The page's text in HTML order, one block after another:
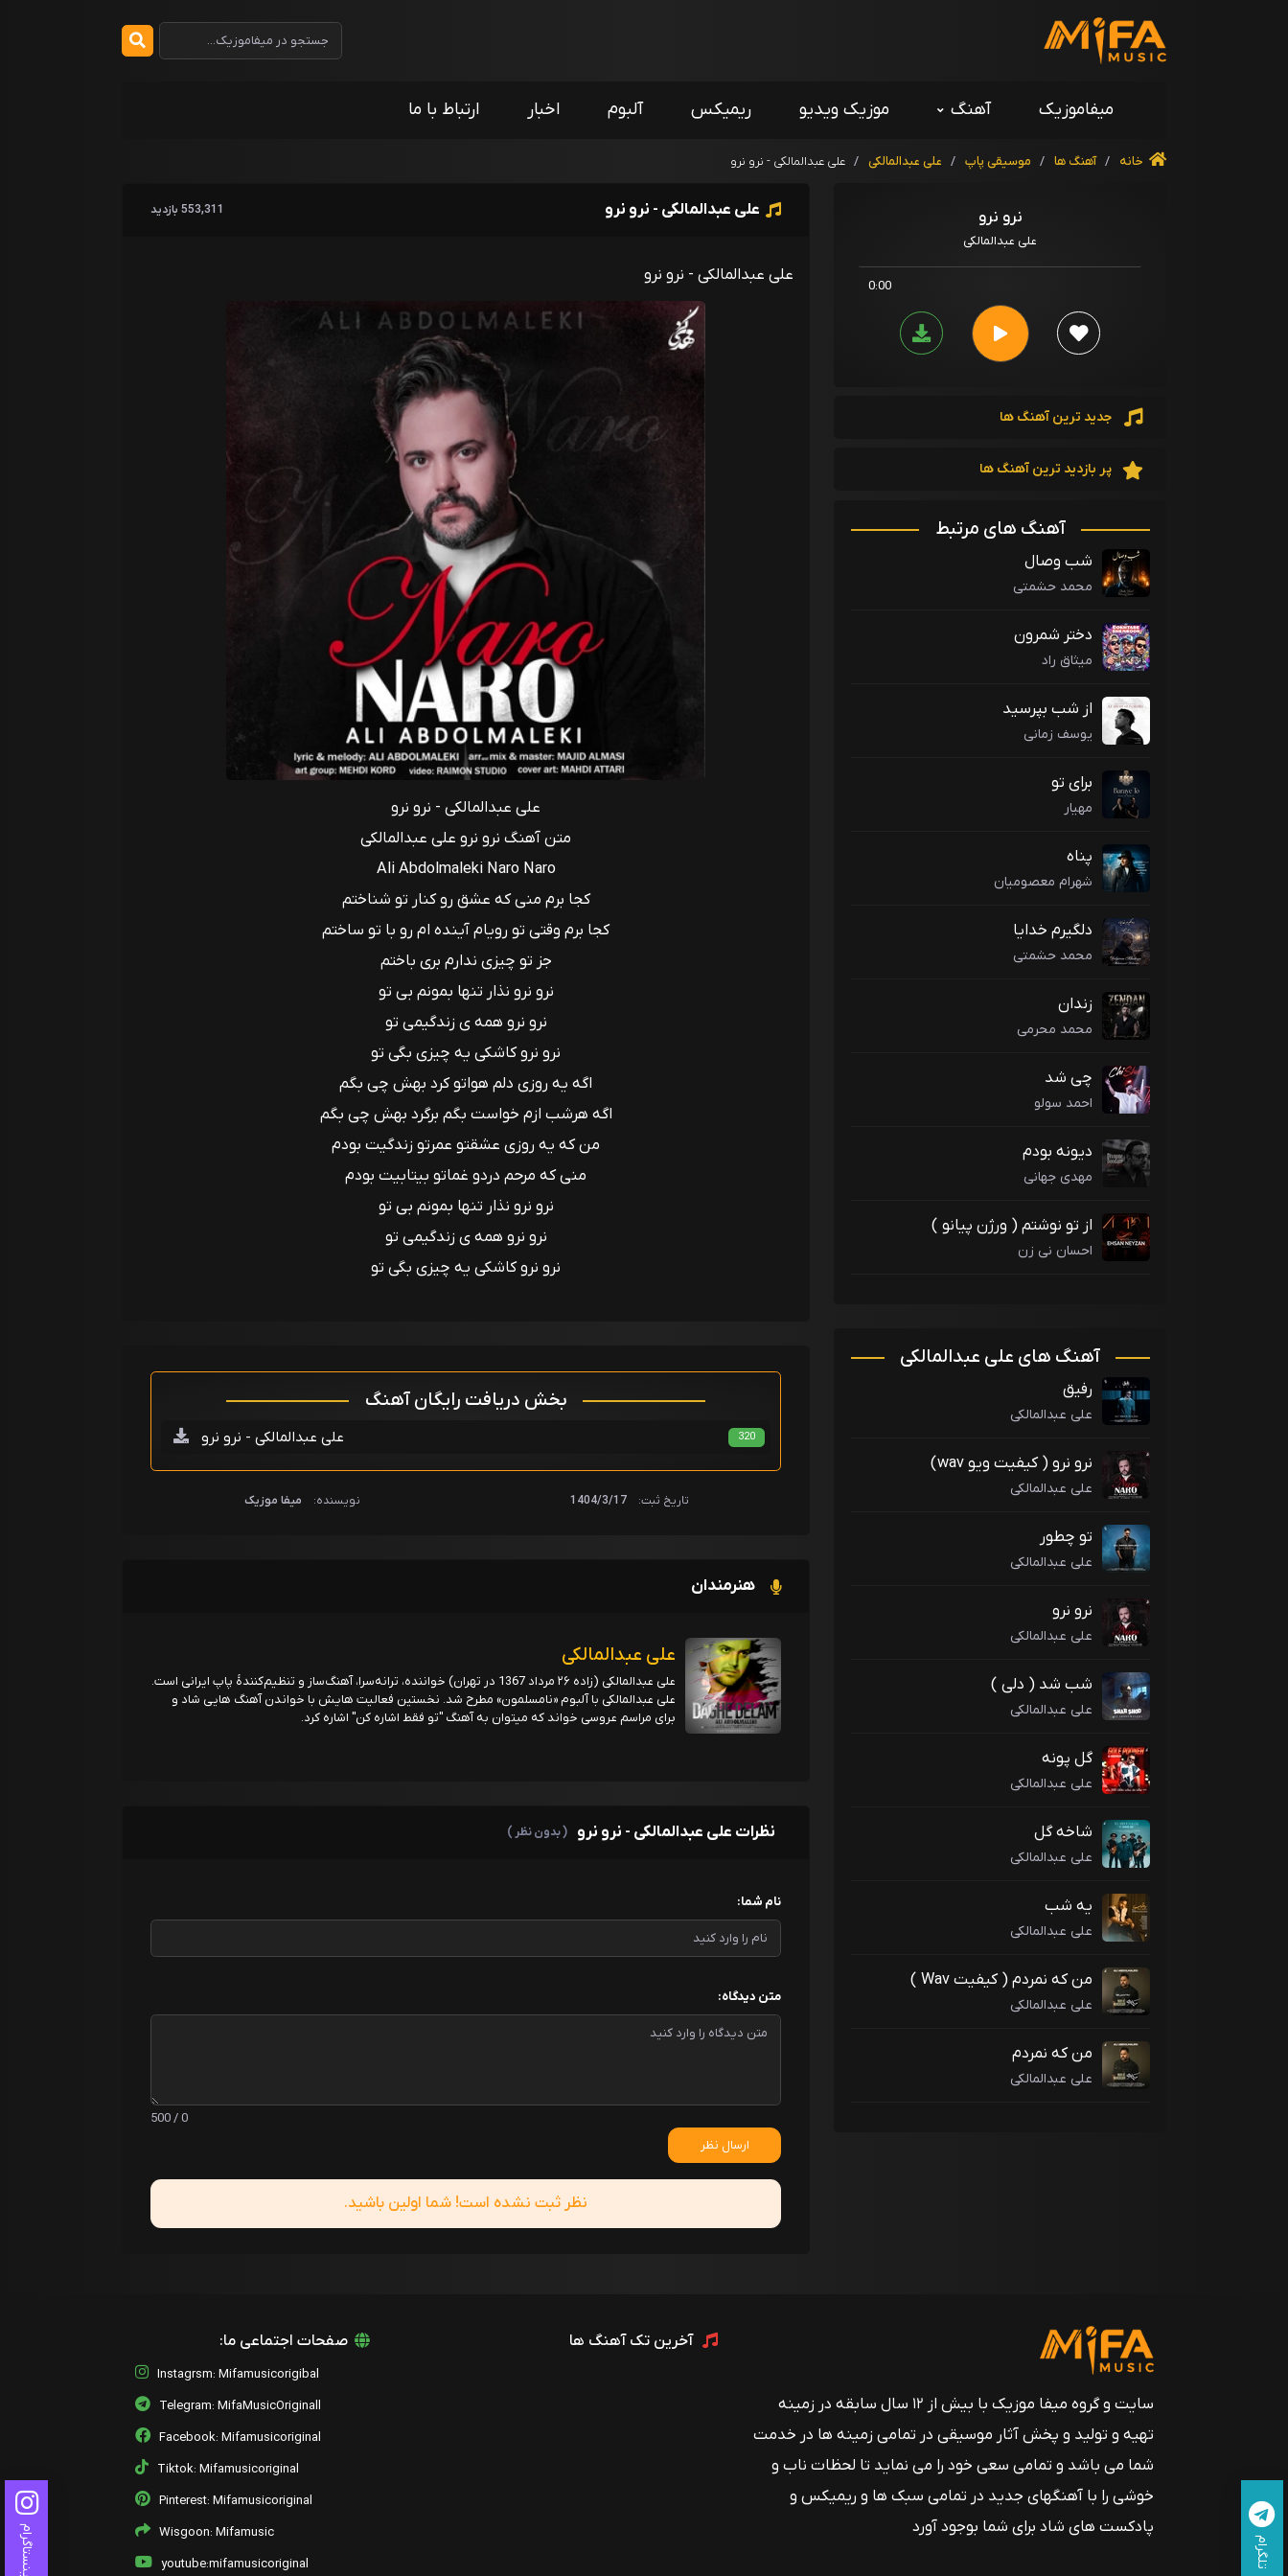
میفاموزیک آهنگ موزیک ویدیو ریمیکس آلبوم اخبار ارتباط با ما
خانه / آهنگ ها / موسیقی پاپ / علی عبدالمالکی / علی عبدالمالکی - نرو نرو
نرو نرو
علی عبدالمالکی
0:00
جدید ترین آهنگ ها
پر بازدید ترین آهنگ ها
آهنگ های مرتبط
شب وصال
محمد حشمتی
دختر شمرون
میثاق راد
از شب بپرسید
یوسف زمانی
برای تو
مهیار
پناه
شهرام معصومیان
دلگیرم خدایا
محمد حشمتی
زندان
محمد محرمی
چی شد
احمد سولو
دیونه بودم
مهدی جهانی
از تو نوشتم ( ورژن پیانو )
احسان نی زن
آهنگ های علی عبدالمالکی
رفیق
علی عبدالمالکی
نرو نرو ( کیفیت ویو wav)
علی عبدالمالکی
تو چطور
علی عبدالمالکی
نرو نرو
علی عبدالمالکی
شب شد ( دلی )
علی عبدالمالکی
گل پونه
علی عبدالمالکی
شاخه گل
علی عبدالمالکی
یه شب
علی عبدالمالکی
من که نمردم ( کیفیت Wav )
علی عبدالمالکی
من که نمردم
علی عبدالمالکی
علی عبدالمالکی - نرو نرو 553,311 بازدید
علی عبدالمالکی - نرو نرو
علی عبدالمالکی - نرو نرو
متن آهنگ نرو نرو علی عبدالمالکی
Ali Abdolmaleki Naro Naro
کجا برم منی که عشق رو کنار تو شناختم
کجا برم وقتی تو رویام آینده ام رو با تو ساختم
جز تو چیزی ندارم بری باختم
نرو نرو نذار تنها بمونم بی تو
نرو نرو همه ی زندگیمی تو
نرو نرو کاشکی یه چیزی بگی تو
اگه یه روزی دلم هواتو کرد بهش چی بگم
اگه هرشب ازم خواست بگم برگرد بهش چی بگم
من که یه روزی عشقتو عمرتو زندگیت بودم
منی که مرحم دردو غماتو بیتابیت بودم
نرو نرو نذار تنها بمونم بی تو
نرو نرو همه ی زندگیمی تو
نرو نرو کاشکی یه چیزی بگی تو
بخش دریافت رایگان آهنگ
علی عبدالمالکی - نرو نرو 320
تاریخ ثبت: 1404/3/17 نویسنده: میفا موزیک
هنرمندان
علی عبدالمالکی
علی عبدالمالکی (زاده ۲۶ مرداد 1367 در تهران) خواننده، ترانه‌سرا، آهنگ‌ساز و تنظیم‌کنندهٔ پاپ ایرانی است.
علی عبدالمالکی با آلبوم «نامسلمون» مطرح شد. نخستین فعالیت هایش با خواندن آهنگ هایی شاد و
برای مراسم عروسی خواند که میتوان به آهنگ "تو فقط اشاره کن" اشاره کرد.
نظرات علی عبدالمالکی - نرو نرو ( بدون نظر )
نام شما:
متن دیدگاه:
0 / 500
ارسال نظر
نظر ثبت نشده است! شما اولین باشید.
سایت و گروه میفا موزیک با بیش از ۱۲ سال سابقه در زمینه
تهیه و تولید و پخش آثار موسیقی در تمامی زمینه ها در خدمت
شما می باشد و تمامی سعی خود را می نماید تا لحظات ناب و
خوشی را با آهنگهای جدید در تمامی سبک ها و ریمیکس و
پادکست های شاد برای شما بوجود آورد
آخرین تک آهنگ ها صفحات اجتماعی ما:
Instagrsm: Mifamusicorigibal
Telegram: MifaMusicOriginall
Facebook: Mifamusicoriginal
Tiktok: Mifamusicoriginal
Pinterest: Mifamusicoriginal
Wisgoon: Mifamusic
youtube:mifamusicoriginal
اینستاگرام تلگرام